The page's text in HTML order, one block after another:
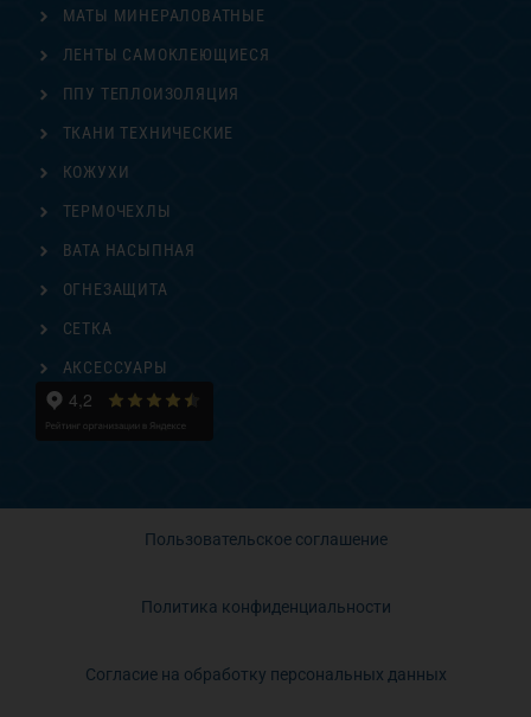
МАТЫ МИНЕРАЛОВАТНЫЕ
ЛЕНТЫ САМОКЛЕЮЩИЕСЯ
ППУ ТЕПЛОИЗОЛЯЦИЯ
ТКАНИ ТЕХНИЧЕСКИЕ
КОЖУХИ
ТЕРМОЧЕХЛЫ
ВАТА НАСЫПНАЯ
ОГНЕЗАЩИТА
СЕТКА
АКСЕССУАРЫ
Пользовательское соглашение
Политика конфиденциальности
Согласие на обработку персональных данных